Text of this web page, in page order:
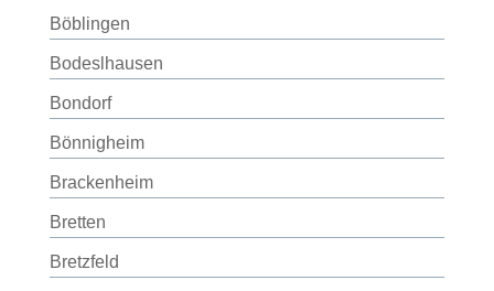
Böblingen
Bodeslhausen
Bondorf
Bönnigheim
Brackenheim
Bretten
Bretzfeld